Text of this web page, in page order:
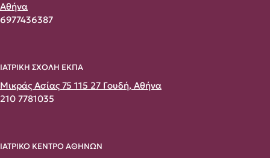
Αθήνα
6977436387
ΙΑΤΡΙΚΗ ΣΧΟΛΗ ΕΚΠΑ
Μικράς Ασίας 75 115 27 Γουδή, Αθήνα
210 7781035
ΙΑΤΡΙΚΟ ΚΕΝΤΡΟ ΑΘΗΝΩΝ